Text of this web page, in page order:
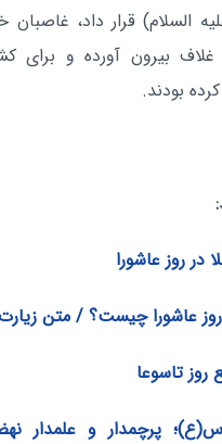
بیرون آورده و برای
بودند.
در روز عاشورا
عاشورا چیست؟ / متن زیارت
روز تاسوعا
پرچمدار و علمدار